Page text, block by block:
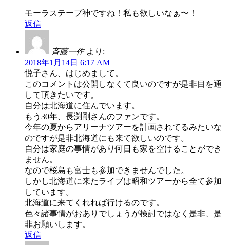
モーラステープ神ですね！私も欲しいなぁ〜！
返信
斉藤一作 より:
2018年1月14日 6:17 AM
悦子さん、はじめまして。
このコメントは公開しなくて良いのですが是非目を通
して頂きたいです。
自分は北海道に住んでいます。
もう30年、長渕剛さんのファンです。
今年の夏からアリーナツアーを計画されてるみたいな
のですが是非北海道にも来て欲しいのです。
自分は家庭の事情があり何日も家を空けることができ
ません。
なので桜島も富士も参加できませんでした。
しかし北海道に来たライブは昭和ツアーから全て参加
しています。
北海道に来てくれれば行けるのです。
色々諸事情がおありでしょうが検討ではなく是非、是
非お願いします。
返信